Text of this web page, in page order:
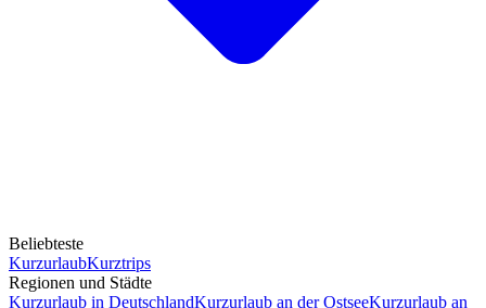
Beliebteste
KurzurlaubKurztrips
Regionen und Städte
Kurzurlaub in DeutschlandKurzurlaub an der OstseeKurzurlaub an